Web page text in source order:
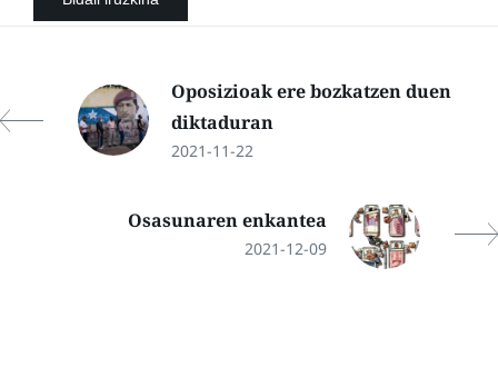
Oposizioak ere bozkatzen duen
diktaduran
2021-11-22
Osasunaren enkantea
2021-12-09